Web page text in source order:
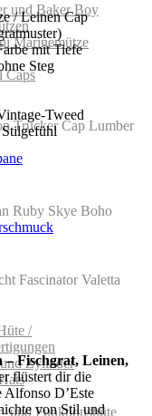
und Baker Boy
Caps
/
Zylinder
und Funktionshüte
/ Leinen Cap
mit Tiefe
Steg
Tweed
– Fischgrat, Leinen,
flüstert dir die
Alfonso D’Este
von Stil und